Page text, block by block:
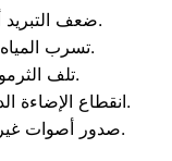
ضعف التبريد أو عدم التجميد داخل الفريزر.
تسرب المياه أو تراكم الثلج داخل الثلاجة.
تلف الثرموستات أو حساس الحرارة.
انقطاع الإضاءة الداخلية أو توقف التشغيل المفاجئ.
صدور أصوات غير طبيعية من الموتور أو المروحة.